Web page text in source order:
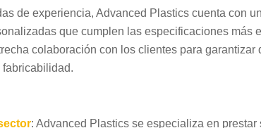
de experiencia, Advanced Plastics cuenta con
que cumplen las especificaciones más
colaboración con los clientes para
: Advanced Plastics se especializa en